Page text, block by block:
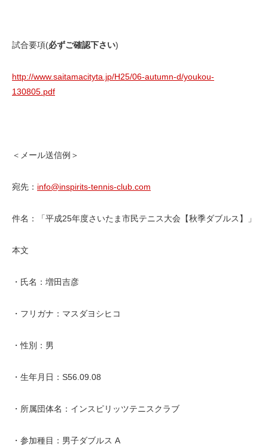
試合要項(必ずご確認下さい)
http://www.saitamacityta.jp/H25/06-autumn-d/youkou-
130805.pdf
＜メール送信例＞
宛先： info@inspirits-tennis-club.com
件名：「平成25年度さいたま市民テニス大会【秋季ダブルス】」
本文
・氏名：増田吉彦
・フリガナ：マスダヨシヒコ
・性別：男
・生年月日：S56.09.08
・所属団体名：インスピリッツテニスクラブ
・参加種目：男子ダブルス A